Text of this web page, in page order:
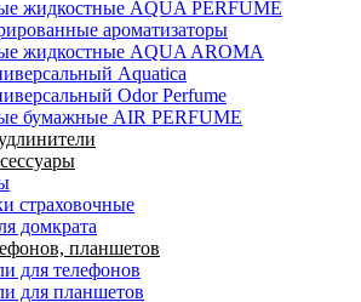
жидкостные AQUA PERFUME
ароматизаторы
жидкостные AQUA AROMA
Aquatica
Odor Perfume
бумажные AIR PERFUME
страховочные
домкрата
планшетов
для телефонов
для планшетов